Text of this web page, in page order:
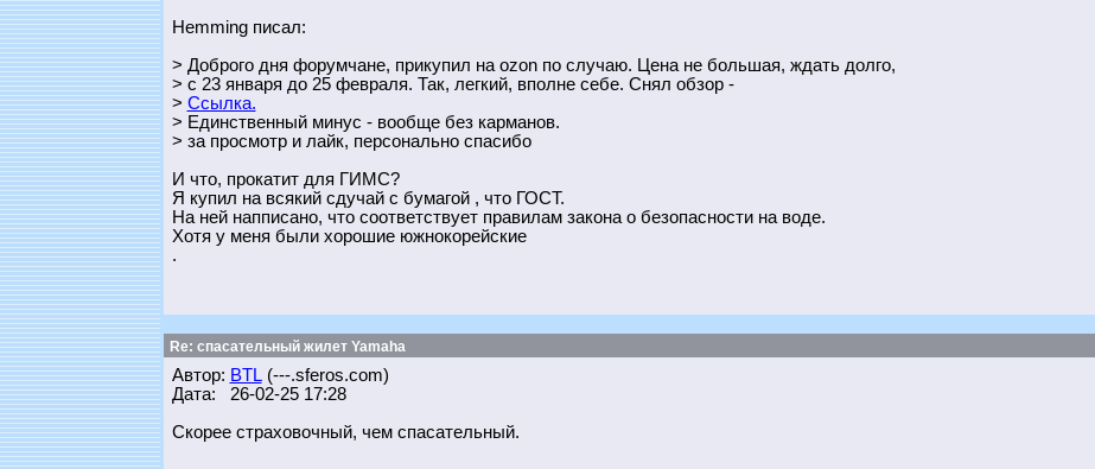
Hemming писал:
> Доброго дня форумчане, прикупил на ozon по случаю. Цена не большая, ждать долго,
> с 23 января до 25 февраля. Так, легкий, вполне себе. Снял обзор -
> Ссылка.
> Единственный минус - вообще без карманов.
> за просмотр и лайк, персонально спасибо
И что, прокатит для ГИМС?
Я купил на всякий сдучай с бумагой , что ГОСТ.
На ней напписано, что соответствует правилам закона о безопасности на воде.
Хотя у меня были хорошие южнокорейские
.
Re: спасательный жилет Yamaha
Автор: BTL(---.sferos.com)
Дата: 26-02-25 17:28
Скорее страховочный, чем спасательный.